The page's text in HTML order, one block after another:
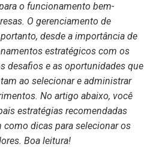
o funcionamento bem-
O gerenciamento de
desde a importância de
estratégicos com os
desafios e as oportunidades que
ao selecionar e administrar
No artigo abaixo, você
estratégias recomendadas
como dicas para selecionar os
Boa leitura!